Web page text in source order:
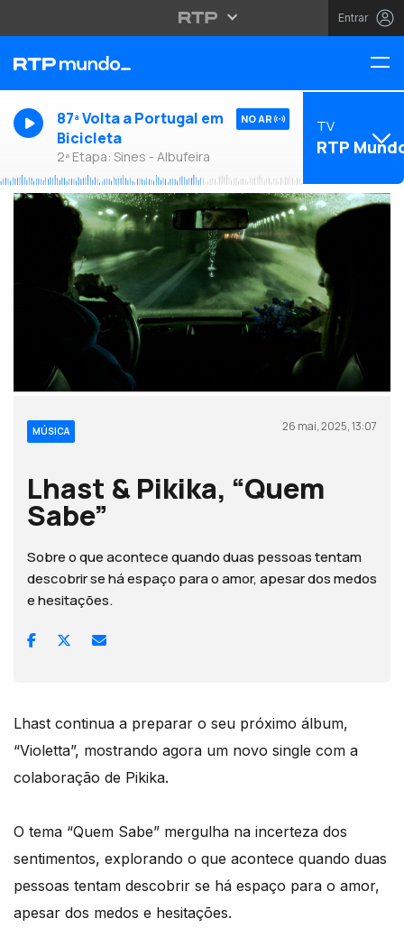
Entrar
87ª Volta a Portugal em
Bicicleta
2ª Etapa: Sines - Albufeira
NO AR TV
RTP
MÚSICA 26 mai, 2025, 13:07
Lhast & Pikika, “Quem
Sabe”
Sobre o que acontece quando duas pessoas tentam
descobrir se há espaço para o amor, apesar dos medos
e hesitações.
Lhast continua a preparar o seu próximo álbum,
“Violetta”, mostrando agora um novo single com a
colaboração de Pikika.
O tema “Quem Sabe” mergulha na incerteza dos
sentimentos, explorando o que acontece quando duas
pessoas tentam descobrir se há espaço para o amor,
apesar dos medos e hesitações.